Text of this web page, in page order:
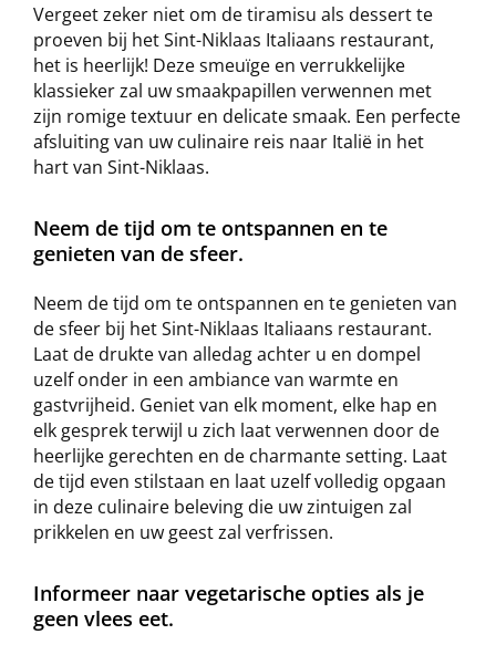
Vergeet zeker niet om de tiramisu als dessert te
proeven bij het Sint-Niklaas Italiaans restaurant,
het is heerlijk! Deze smeuïge en verrukkelijke
klassieker zal uw smaakpapillen verwennen met
zijn romige textuur en delicate smaak. Een perfecte
afsluiting van uw culinaire reis naar Italië in het
hart van Sint-Niklaas.
Neem de tijd om te ontspannen en te
genieten van de sfeer.
Neem de tijd om te ontspannen en te genieten van
de sfeer bij het Sint-Niklaas Italiaans restaurant.
Laat de drukte van alledag achter u en dompel
uzelf onder in een ambiance van warmte en
gastvrijheid. Geniet van elk moment, elke hap en
elk gesprek terwijl u zich laat verwennen door de
heerlijke gerechten en de charmante setting. Laat
de tijd even stilstaan en laat uzelf volledig opgaan
in deze culinaire beleving die uw zintuigen zal
prikkelen en uw geest zal verfrissen.
Informeer naar vegetarische opties als je
geen vlees eet.